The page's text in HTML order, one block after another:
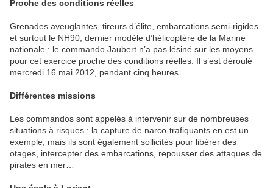
Proche des conditions réelles
Grenades aveuglantes, tireurs d’élite, embarcations semi-rigides
et surtout le NH90, dernier modèle d’hélicoptère de la Marine
nationale : le commando Jaubert n’a pas lésiné sur les moyens
pour cet exercice proche des conditions réelles. Il s’est déroulé
mercredi 16 mai 2012, pendant cinq heures.
Différentes missions
Les commandos sont appelés à intervenir sur de nombreuses
situations à risques : la capture de narco-trafiquants en est un
exemple, mais ils sont également sollicités pour libérer des
otages, intercepter des embarcations, repousser des attaques de
pirates en mer…